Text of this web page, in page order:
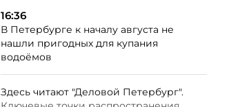
16:36
В Петербурге к началу августа не
нашли пригодных для купания
водоёмов
Здесь читают "Деловой Петербург".